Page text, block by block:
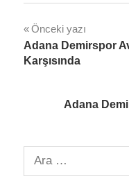
Yazı
gezinmesi
Önceki yazı
Adana Demirspor
Karşısında
Adana
Arama: